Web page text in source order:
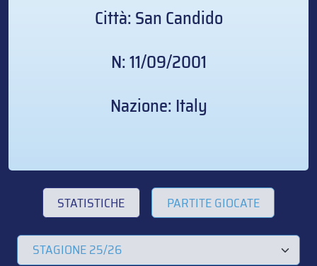
Città: San Candido
N: 11/09/2001
Nazione: Italy
STATISTICHE PARTITE GIOCATE